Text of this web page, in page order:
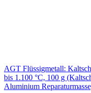
AGT Flüssigmetall:
bis 1.100 °C, 100 g
Aluminium